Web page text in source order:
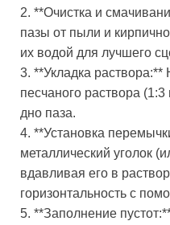
2. **Очистка и
пазы от пыли и
их водой для лучшего
3. **Укладка
песчаного раствора
дно паза.
4. **Установка
металлический уголок
вдавливая его в
горизонтальность с
5. **Заполнение